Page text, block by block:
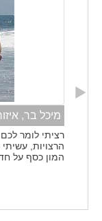
מיכל בר,
רציתי לומר
הרצויות,
המון כסף על